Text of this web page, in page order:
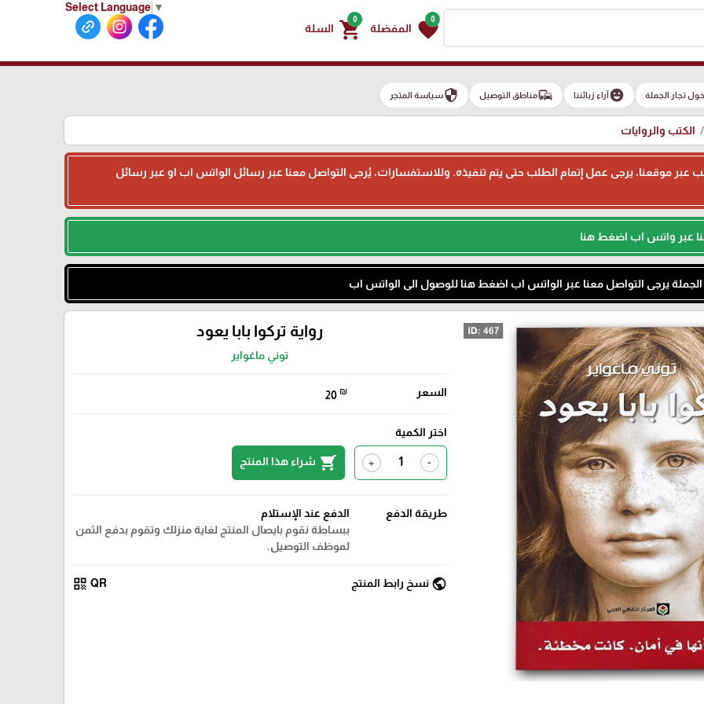
Select Language ▼
0
favorite المفضلة
0
shopping_cart السلة
تجار الجملة emoji_emotionsآراء زبائننا commuteمناطق التوصيل securityسياسة المتجر
الكتب والروايات
طلب عبر موقعنا، يرجى عمل إتمام الطلب حتى يتم تنفيذه. وللاستفسارات، يُرجى التواصل معنا عبر رسائل الواتس اب او عبر رسائل
عبر واتس اب اضغط هنا
الجملة يرجى التواصل معنا عبر الواتس اب اضغط هنا للوصول الى الواتس اب
رواية تركوا بابا يعود
توني ماغواير
السعر 20 ₪
اختر الكمية
-
+
shopping_cart شراء هذا المنتج
طريقة الدفع
الدفع عند الإستلام
ببساطة نقوم بايصال المنتج لغاية منزلك وتقوم بدفع الثمن
لموظف التوصيل.
public نسخ رابط المنتج QR
qr_code